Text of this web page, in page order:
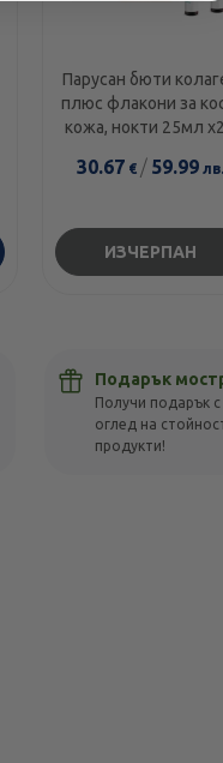
Парусан бюти
плюс флакони за
кожа, нокти 25мл
30.67 € / 59.99лв.
ИЗЧЕРПАН
Подарък
Получи подарък с
оглед на
продукти!